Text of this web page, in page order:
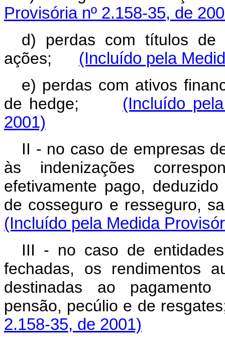
Provisória nº 2.158-35, de
d) perdas com títulos de
ações; (Incluído pela
e) perdas com ativos
de hedge; (Incluído
2001)
II - no caso de empresas
às indenizações
efetivamente pago,
de cosseguro e resseguro,
(Incluído pela Medida
III - no caso de
fechadas, os rendimentos
destinadas ao
pensão, pecúlio e de
2.158-35, de 2001)